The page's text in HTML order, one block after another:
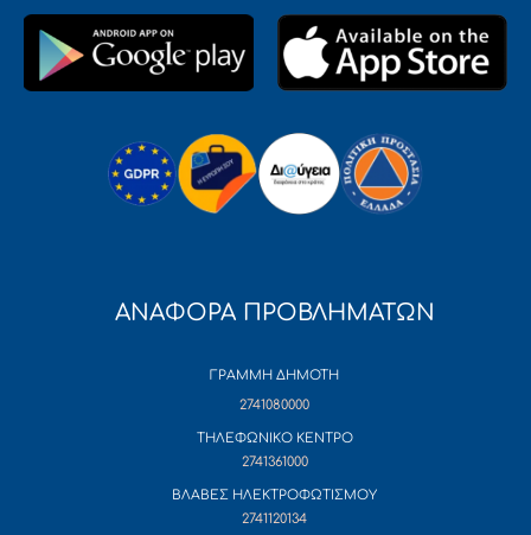
ΑΝΑΦΟΡΑ ΠΡΟΒΛΗΜΑΤΩΝ
ΓΡΑΜΜΗ ΔΗΜΟΤΗ
2741080000
ΤΗΛΕΦΩΝΙΚΟ ΚΕΝΤΡΟ
2741361000
ΒΛΑΒΕΣ ΗΛΕΚΤΡΟΦΩΤΙΣΜΟΥ
2741120134